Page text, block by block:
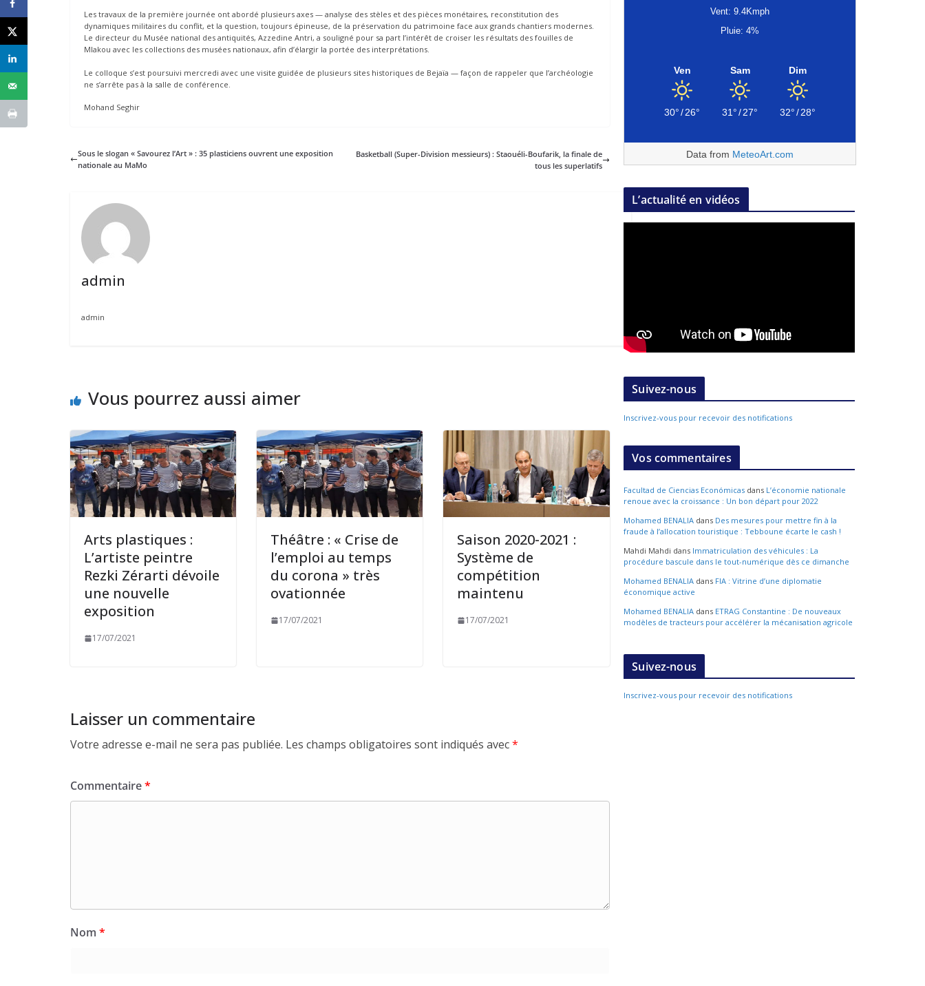
Les travaux de la première journée ont abordé plusieurs axes — analyse des stèles et des pièces monétaires, reconstitution des
dynamiques militaires du conflit, et la question, toujours épineuse, de la préservation du patrimoine face aux grands chantiers modernes.
Le directeur du Musée national des antiquités, Azzedine Antri, a souligné pour sa part l’intérêt de croiser les résultats des fouilles de
Mlakou avec les collections des musées nationaux, afin d’élargir la portée des interprétations.
Le colloque s’est poursuivi mercredi avec une visite guidée de plusieurs sites historiques de Bejaïa — façon de rappeler que l’archéologie
ne s’arrête pas à la salle de conférence.
Mohand Seghir
Sous le slogan « Savourez l’Art » : 35 plasticiens ouvrent une exposition
nationale au MaMo
Basketball (Super-Division messieurs) : Staouéli-Boufarik, la finale de
tous les superlatifs
admin
admin
Vous pourrez aussi aimer
Arts plastiques :
L’artiste peintre
Rezki Zérarti dévoile
une nouvelle
exposition
17/07/2021
Théâtre : « Crise de
l’emploi au temps
du corona » très
ovationnée
17/07/2021
Saison 2020-2021 :
Système de
compétition
maintenu
17/07/2021
Laisser un commentaire
Votre adresse e-mail ne sera pas publiée. Les champs obligatoires sont indiqués avec*
Commentaire*
Nom *
Vent: 9.4Kmph
Pluie: 4%
Ven
30°/26°
Sam
31°/27°
Dim
32°/28°
Data from MeteoArt.com
L’actualité en vidéos
Suivez-nous
Inscrivez-vous pour recevoir des notifications
Vos commentaires
Facultad de Ciencias Económicas dans L’économie nationale
renoue avec la croissance : Un bon départ pour 2022
Mohamed BENALIA dans Des mesures pour mettre fin à la
fraude à l’allocation touristique : Tebboune écarte le cash !
Mahdi Mahdi dans Immatriculation des véhicules : La
procédure bascule dans le tout-numérique dès ce dimanche
Mohamed BENALIA dans FIA : Vitrine d’une diplomatie
économique active
Mohamed BENALIA dans ETRAG Constantine : De nouveaux
modèles de tracteurs pour accélérer la mécanisation agricole
Suivez-nous
Inscrivez-vous pour recevoir des notifications